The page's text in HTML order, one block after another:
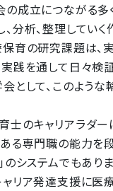
成立につながる
分析、整理してい
育の研究課題は、
実践を通して日々
として、このよう
のキャリアラダー
る専門職の能力を
のシステムでもあ
リア発達支援に医